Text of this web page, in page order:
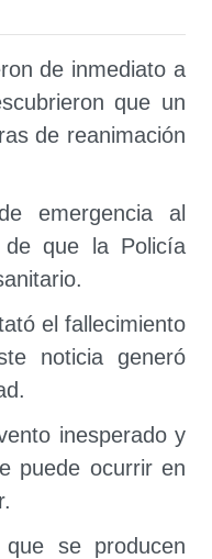
de inmediato a
que un
de reanimación
emergencia al
de que la Policía
el fallecimiento
noticia generó
inesperado y
puede ocurrir en
se producen